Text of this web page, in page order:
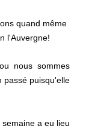
quand même
l'Auvergne!
nous sommes
passé puisqu'elle
a eu lieu